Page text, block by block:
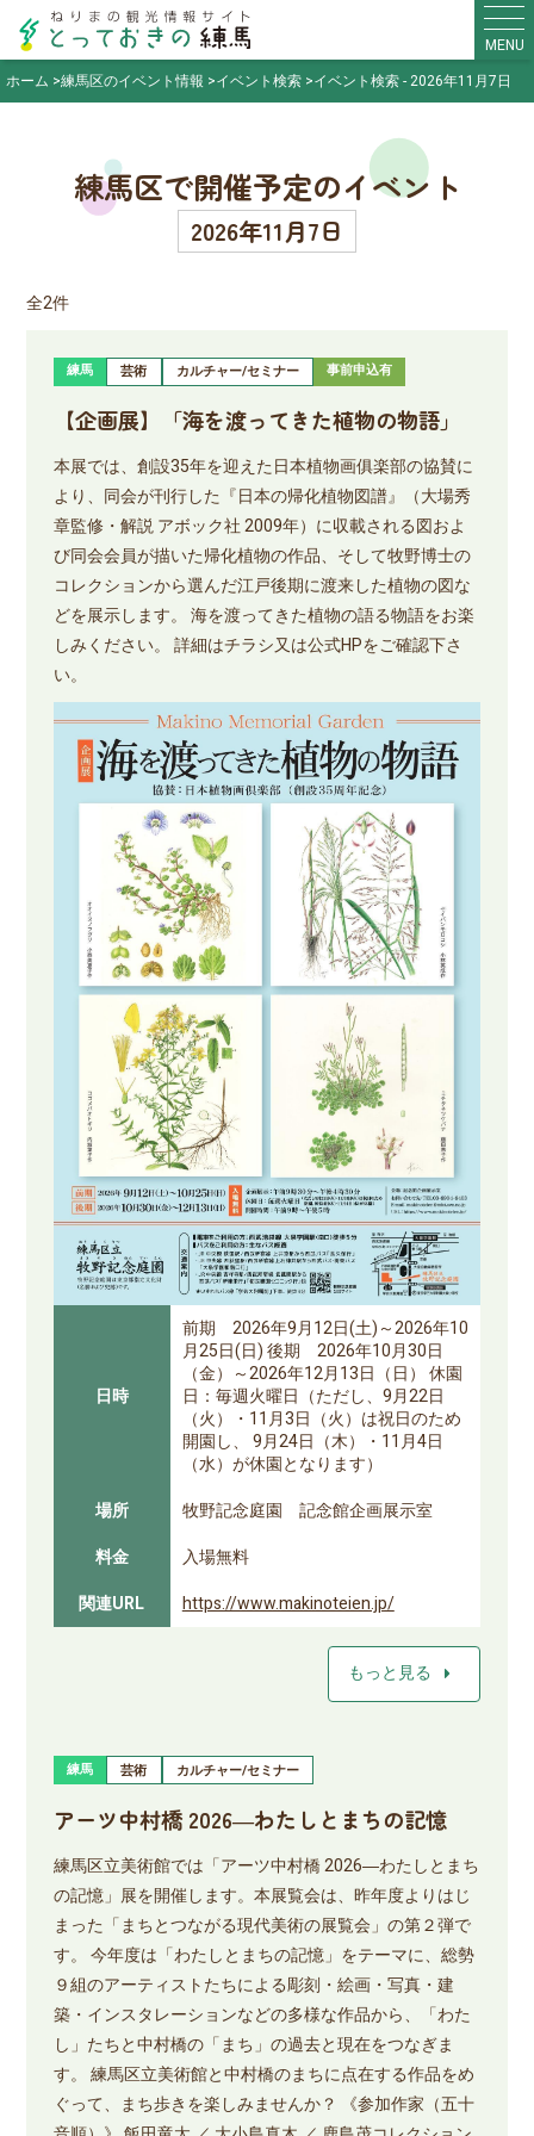
MENU
ホーム
練馬区のイベント情報 イベント検索 イベント検索 - 2026年11月7日
練馬区で開催予定のイベント
2026年11月7日
全2件
練馬 芸術 カルチャー/セミナー 事前申込有
【企画展】「海を渡ってきた植物の物語」
本展では、創設35年を迎えた日本植物画俱楽部の協賛に
より、同会が刊行した『日本の帰化植物図譜』（大場秀
章監修・解説 アボック社 2009年）に収載される図およ
び同会会員が描いた帰化植物の作品、そして牧野博士の
コレクションから選んだ江戸後期に渡来した植物の図な
どを展示します。 海を渡ってきた植物の語る物語をお楽
しみください。 詳細はチラシ又は公式HPをご確認下さ
い。
日時
前期 2026年9月12日(土)～2026年10
月25日(日) 後期 2026年10月30日
（金）～2026年12月13日（日） 休園
日：毎週火曜日（ただし、9月22日
（火）・11月3日（火）は祝日のため
開園し、 9月24日（木）・11月4日
（水）が休園となります）
場所
牧野記念庭園 記念館企画展示室
料金
入場無料
関連URL
https://www.makinoteien.jp/
もっと見る arrow_right
練馬 芸術 カルチャー/セミナー
アーツ中村橋 2026―わたしとまちの記憶
練馬区立美術館では「アーツ中村橋 2026―わたしとまち
の記憶」展を開催します。本展覧会は、昨年度よりはじ
まった「まちとつながる現代美術の展覧会」の第２弾で
す。 今年度は「わたしとまちの記憶」をテーマに、総勢
９組のアーティストたちによる彫刻・絵画・写真・建
築・インスタレーションなどの多様な作品から、「わた
し」たちと中村橋の「まち」の過去と現在をつなぎま
す。 練馬区立美術館と中村橋のまちに点在する作品をめ
ぐって、まち歩きを楽しみませんか？ 《参加作家（五十